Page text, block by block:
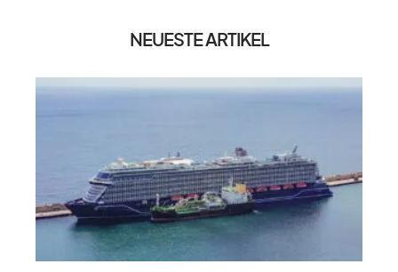
NEUESTE ARTIKEL